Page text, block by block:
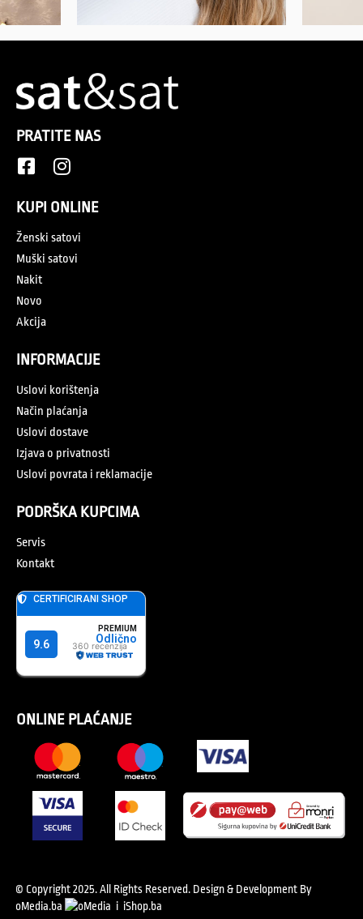
PRATITE NAS
KUPI ONLINE
Ženski satovi
Muški satovi
Nakit
Novo
Akcija
INFORMACIJE
Uslovi korištenja
Način plaćanja
Uslovi dostave
Izjava o privatnosti
Uslovi povrata i reklamacije
PODRŠKA KUPCIMA
Servis
Kontakt
ONLINE PLAĆANJE
© Copyright 2025. All Rights Reserved. Design & Development By
oMedia.ba
i iShop.ba